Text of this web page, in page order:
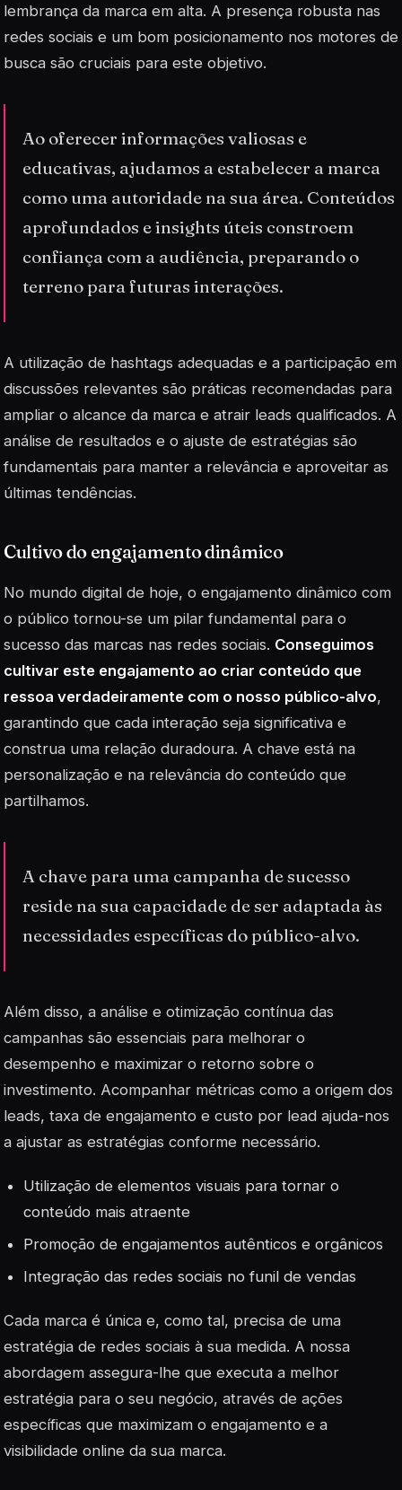
lembrança da marca em alta. A presença robusta nas
redes sociais e um bom posicionamento nos motores de
busca são cruciais para este objetivo.
Ao oferecer informações valiosas e
educativas, ajudamos a estabelecer a marca
como uma autoridade na sua área. Conteúdos
aprofundados e insights úteis constroem
confiança com a audiência, preparando o
terreno para futuras interações.
A utilização de hashtags adequadas e a participação em
discussões relevantes são práticas recomendadas para
ampliar o alcance da marca e atrair leads qualificados. A
análise de resultados e o ajuste de estratégias são
fundamentais para manter a relevância e aproveitar as
últimas tendências.
Cultivo do engajamento dinâmico
No mundo digital de hoje, o engajamento dinâmico com
o público tornou-se um pilar fundamental para o
sucesso das marcas nas redes sociais. Conseguimos
cultivar este engajamento ao criar conteúdo que
ressoa verdadeiramente com o nosso público-alvo,
garantindo que cada interação seja significativa e
construa uma relação duradoura. A chave está na
personalização e na relevância do conteúdo que
partilhamos.
A chave para uma campanha de sucesso
reside na sua capacidade de ser adaptada às
necessidades específicas do público-alvo.
Além disso, a análise e otimização contínua das
campanhas são essenciais para melhorar o
desempenho e maximizar o retorno sobre o
investimento. Acompanhar métricas como a origem dos
leads, taxa de engajamento e custo por lead ajuda-nos
a ajustar as estratégias conforme necessário.
Utilização de elementos visuais para tornar o
conteúdo mais atraente
Promoção de engajamentos autênticos e orgânicos
Integração das redes sociais no funil de vendas
Cada marca é única e, como tal, precisa de uma
estratégia de redes sociais à sua medida. A nossa
abordagem assegura-lhe que executa a melhor
estratégia para o seu negócio, através de ações
específicas que maximizam o engajamento e a
visibilidade online da sua marca.